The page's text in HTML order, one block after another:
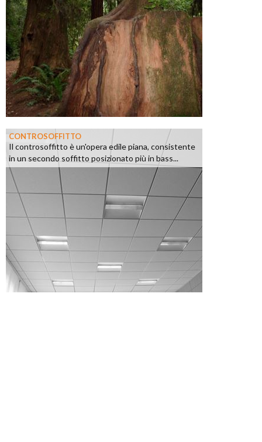
CONTROSOFFITTO
Il controsoffitto è un'opera edile piana, consistente
in un secondo soffitto posizionato più in bass...